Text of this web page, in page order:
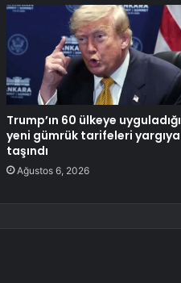
Trump’ın 60 ülkeye uyguladığı
yeni gümrük tarifeleri yargıya
taşındı
Ağustos 6, 2026